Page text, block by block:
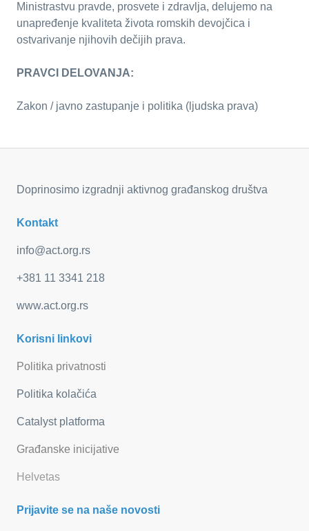
Ministrastvu pravde, prosvete i zdravlja, delujemo na
unapređenje kvaliteta života romskih devojčica i
ostvarivanje njihovih dečijih prava.
PRAVCI DELOVANJA:
Zakon / javno zastupanje i politika (ljudska prava)
Doprinosimo izgradnji aktivnog građanskog društva
Kontakt
info@act.org.rs
+381 11 3341 218
www.act.org.rs
Korisni linkovi
Politika privatnosti
Politika kolačića
Catalyst platforma
Građanske inicijative
Helvetas
Prijavite se na naše novosti